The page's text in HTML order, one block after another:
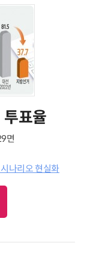
표율
면
나리오 현실화